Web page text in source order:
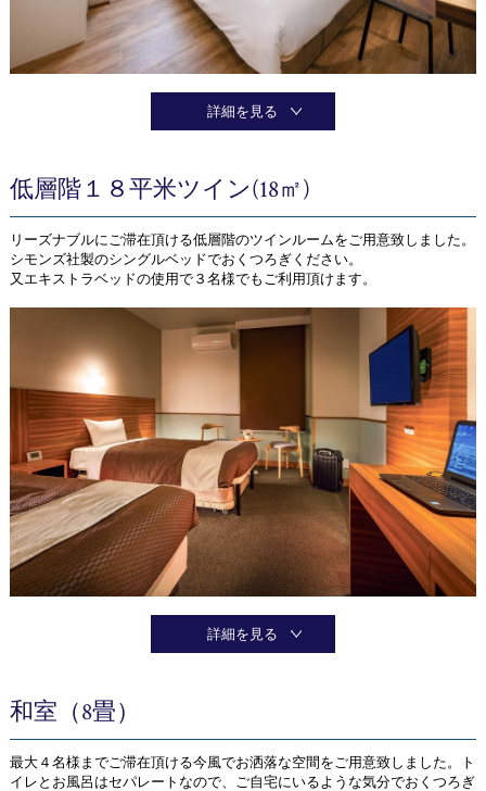
詳細を見る
低層階１８平米ツイン(18㎡)
リーズナブルにご滞在頂ける低層階のツインルームをご用意致しました。
シモンズ社製のシングルベッドでおくつろぎください。
又エキストラベッドの使用で３名様でもご利用頂けます。
詳細を見る
和室（8畳）
最大４名様までご滞在頂ける今風でお洒落な空間をご用意致しました。ト
イレとお風呂はセパレートなので、ご自宅にいるような気分でおくつろぎ